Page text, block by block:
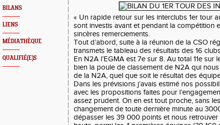
BILANS
LIENS
MÉDIATHÈQUE
QUALIFIÉ(E)S
« Un rapide retour sur les interclubs 1er tour
sont investis avant et pendant la compétition
sincères remerciements.
Tout d’abord, suite à la réunion de la CSO
transmets le tableau des résultats des 16
En N2A l’EGMA est 7e sur 8. Au total 11e sur
bien la poule de classement de N2A qui
de la N2A, quel que soit le résultat des
Dans les prévisions j’avais estimé nos
avec les propositions faites pour
assez prudent. On en est tout proche, sans
changement de toute dernière minute au
dépasser les 39 000 points et nous